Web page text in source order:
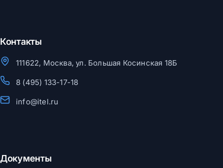
Контакты
111622, Москва, ул. Большая Косинская 18Б
8 (495) 133-17-18
info@itel.ru
Документы